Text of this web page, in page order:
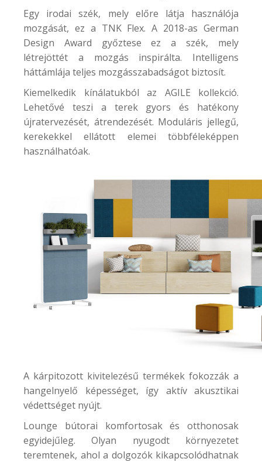
Egy irodai szék, mely előre látja használója
mozgását, ez a TNK Flex. A 2018-as German
Design Award győztese ez a szék, mely
létrejöttét a mozgás inspirálta. Intelligens
háttámlája teljes mozgásszabadságot biztosít.
Kiemelkedik kínálatukból az AGILE kollekció.
Lehetővé teszi a terek gyors és hatékony
újratervezését, átrendezését. Moduláris jellegű,
kerekekkel ellátott elemei többféleképpen
használhatóak.
A kárpitozott kivitelezésű termékek fokozzák a
hangelnyelő képességet, így aktív akusztikai
védettséget nyújt.
Lounge bútorai komfortosak és otthonosak
egyidejűleg. Olyan nyugodt környezetet
teremtenek, ahol a dolgozók kikapcsolódhatnak